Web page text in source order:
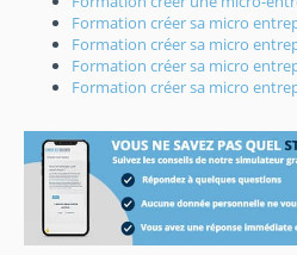
Formation créer sa micro
Formation créer sa micro
Formation créer sa micro
Formation créer sa micro